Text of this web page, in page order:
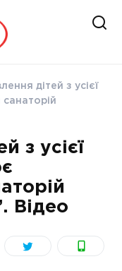
дітей з усієї
з усієї
Відео